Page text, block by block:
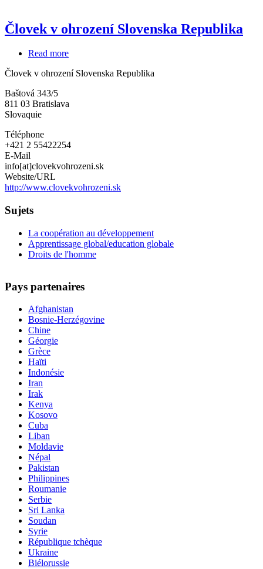
Človek v ohrození Slovenska Republika
Read more
v
Republika
Človek v ohrození Slovenska Republika
Baštová 343/5
811 03 Bratislava
Slovaquie
Téléphone
+421 2 55422254
E-Mail
info[at]clovekvohrozeni.sk
Website/URL
http://www.clovekvohrozeni.sk
Sujets
La coopération au développement
Apprentissage global/education globale
Droits de l'homme
Pays partenaires
Afghanistan
Bosnie-Herzégovine
Chine
Géorgie
Grèce
Haïti
Indonésie
Iran
Irak
Kenya
Kosovo
Cuba
Liban
Moldavie
Népal
Pakistan
Philippines
Roumanie
Serbie
Sri Lanka
Soudan
Syrie
République tchèque
Ukraine
Biélorussie